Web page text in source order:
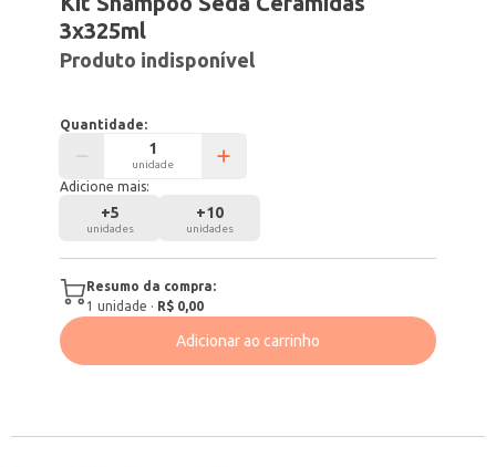
3x325ml
Produto indisponível
Quantidade:
unidade
Adicione mais:
+5
unidades
+10
unidades
Resumo da compra:
1 unidade · R$ 0,00
Adicionar ao carrinho